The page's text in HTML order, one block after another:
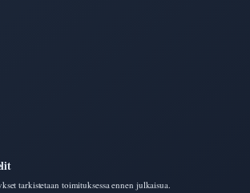
tarkistetaan toimituksessa ennen julkaisua.